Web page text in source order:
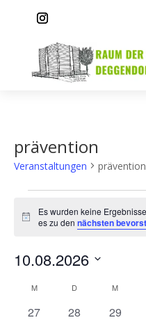
prävention
Veranstaltungen prävention
Hinweis
Es wurden keine
es zu dennächsten
10.08.2026
wählen.
Kalender
von
MMONTAG D DIENSTAGM
0
27
0
28
0
29